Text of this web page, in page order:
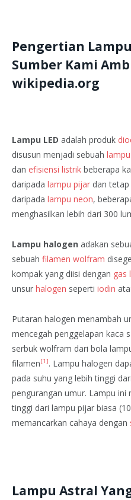
Pengertian
Sumber Kami
wikipedia.org
Lampu LED adalah produk
disusun menjadi sebuah lampu
dan efisiensi listrik beberapa
daripada lampu pijar dan
daripada lampu neon,
menghasilkan lebih dari 300
Lampu halogen adakan
sebuah filamen wolfram
kompak yang diisi dengan gas
unsur halogen seperti iodin
Putaran halogen menambah
mencegah penggelapan kaca
serbuk wolfram dari bola
filamen[1]. Lampu halogen
pada suhu yang lebih tinggi
pengurangan umur. Lampu ini
tinggi dari lampu pijar biasa
memancarkan cahaya dengan
Lampu Astral